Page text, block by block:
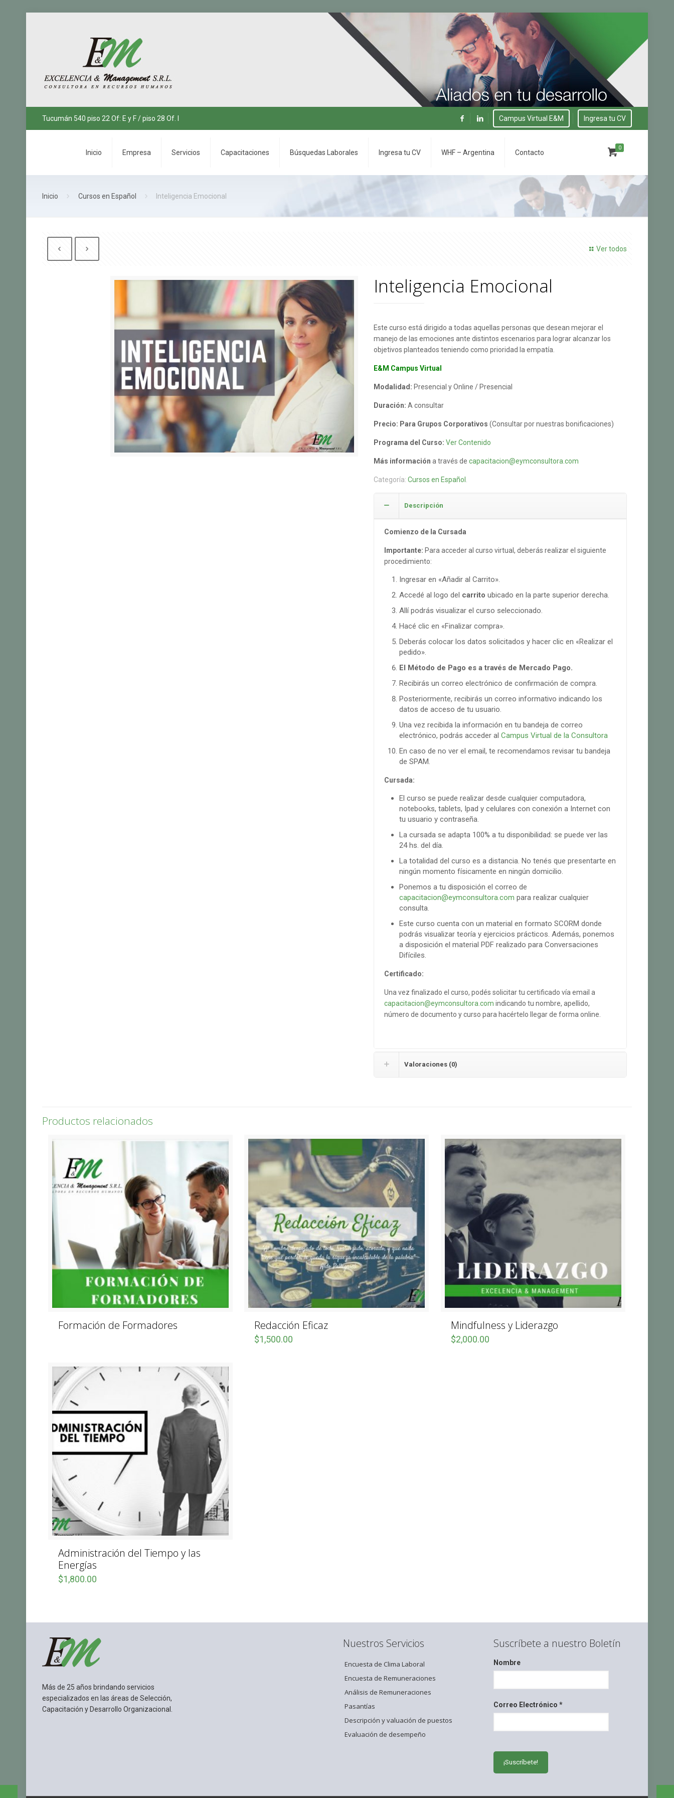
Tucumán 540 piso 22 Of: E y F / piso 28 Of. I Campus Virtual E&M Ingresa tu CV
Inicio Empresa Servicios Capacitaciones Búsquedas Laborales Ingresa tu CV WHF – Argentina Contacto
0
Inicio Cursos en Español Inteligencia Emocional
Ver todos
Inteligencia Emocional
Este curso está dirigido a todas aquellas personas que desean mejorar el
manejo de las emociones ante distintos escenarios para lograr alcanzar los
objetivos planteados teniendo como prioridad la empatía.
E&M Campus Virtual
Modalidad: Presencial y Online / Presencial
Duración: A consultar
Precio: Para Grupos Corporativos (Consultar por nuestras bonificaciones)
Programa del Curso: Ver Contenido
Más información a través decapacitacion@eymconsultora.com
Categoría:Cursos en Español
Descripción
Comienzo de la Cursada
Importante: Para acceder al curso virtual, deberás realizar el siguiente
procedimiento:
Ingresar en «Añadir al Carrito».
Accedé al logo del carrito ubicado en la parte superior derecha.
Allí podrás visualizar el curso seleccionado.
Hacé clic en «Finalizar compra».
Deberás colocar los datos solicitados y hacer clic en «Realizar el
pedido».
El Método de Pago es a través de Mercado Pago.
Recibirás un correo electrónico de confirmación de compra.
Posteriormente, recibirás un correo informativo indicando los
datos de acceso de tu usuario.
Una vez recibida la información en tu bandeja de correo
electrónico, podrás acceder alCampus Virtual de la Consultora
En caso de no ver el email, te recomendamos revisar tu bandeja
de SPAM.
Cursada:
El curso se puede realizar desde cualquier computadora,
notebooks, tablets, Ipad y celulares con conexión a Internet con
tu usuario y contraseña.
La cursada se adapta 100% a tu disponibilidad: se puede ver las
24 hs. del día.
La totalidad del curso es a distancia. No tenés que presentarte en
ningún momento físicamente en ningún domicilio.
Ponemos a tu disposición el correo de
capacitacion@eymconsultora.com para realizar cualquier
consulta.
Este curso cuenta con un material en formato SCORM donde
podrás visualizar teoría y ejercicios prácticos. Además, ponemos
a disposición el material PDF realizado para Conversaciones
Difíciles.
Certificado:
Una vez finalizado el curso, podés solicitar tu certificado vía email a
capacitacion@eymconsultora.com indicando tu nombre, apellido,
número de documento y curso para hacértelo llegar de forma online.
Valoraciones (0)
Productos relacionados
Formación de Formadores Redacción Eficaz
$1,500.00
Mindfulness y Liderazgo
$2,000.00
Administración del Tiempo y las
Energías
$1,800.00
Más de 25 años brindando servicios
especializados en las áreas de Selección,
Capacitación y Desarrollo Organizacional.
Nuestros Servicios
Encuesta de Clima Laboral
Encuesta de Remuneraciones
Análisis de Remuneraciones
Pasantías
Descripción y valuación de puestos
Evaluación de desempeño
Suscríbete a nuestro Boletín
Nombre
Correo Electrónico *